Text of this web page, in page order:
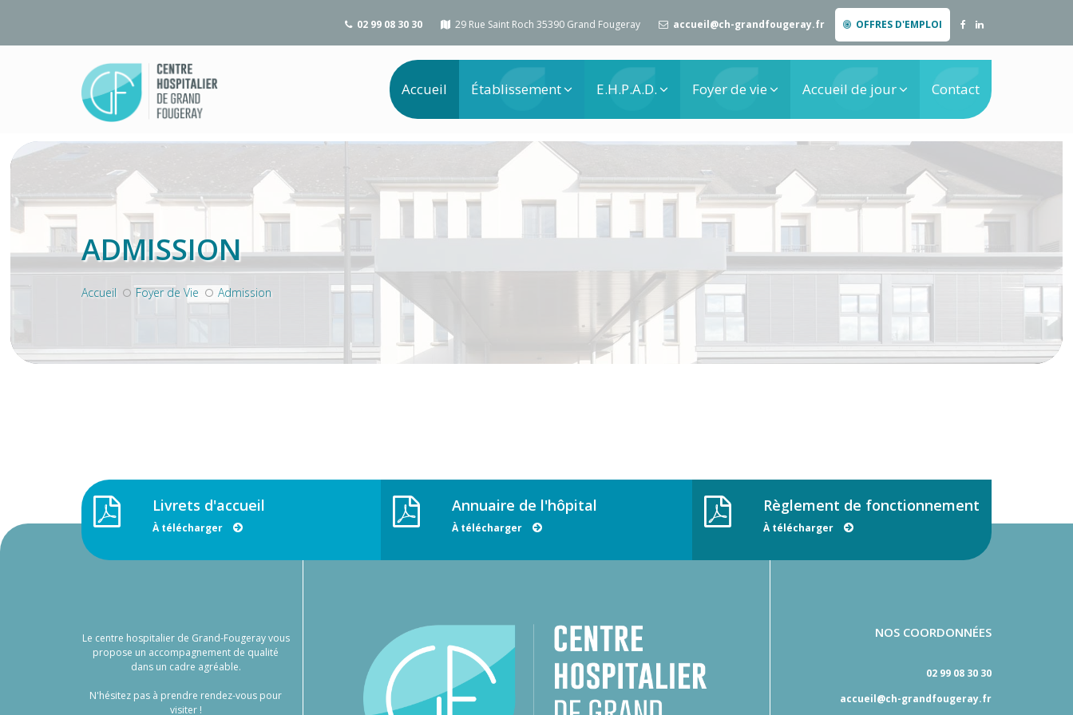
02 99 08 30 30 29 Rue Saint Roch 35390 Grand Fougeray accueil@ch-grandfougeray.fr OFFRES D'EMPLOI
Accueil Établissement E.H.P.A.D. Foyer de vie Accueil de jour Contact
ADMISSION
Accueil Foyer de Vie Admission
Livrets d'accueil
À télécharger
Annuaire de l'hôpital
À télécharger
Règlement de fonctionnement
À télécharger
Le centre hospitalier de Grand-Fougeray vous
propose un accompagnement de qualité
dans un cadre agréable.
N'hésitez pas à prendre rendez-vous pour
visiter !
NOS COORDONNÉES
02 99 08 30 30
accueil@ch-grandfougeray.fr